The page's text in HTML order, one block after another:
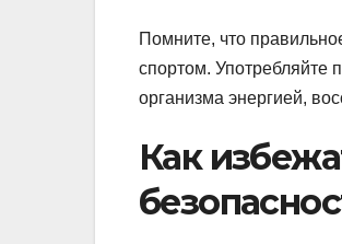
Помните, что
спортом. Употребляйте
организма энергией,
Как